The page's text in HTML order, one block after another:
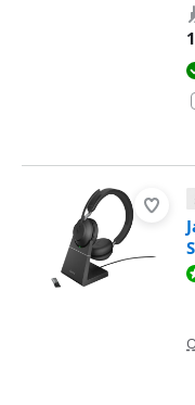
Beoordeling is 8,6 van de